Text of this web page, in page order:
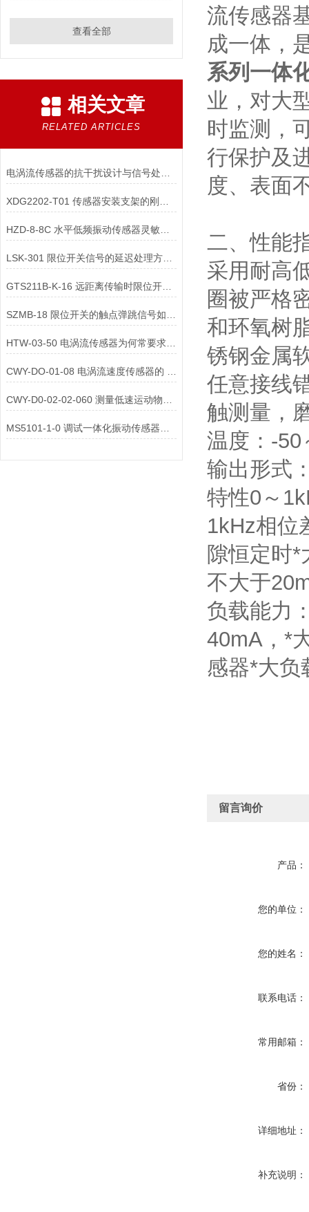
查看全部
相关文章
RELATED ARTICLES
LSK-301 限位开关信号的延迟处理方法是什么？
GTS211B-K-16 远距离传输时限位开关信号的衰减补偿方法是什么？
HTW-03-50 电涡流传感器为何常要求被测物体表面有 “特征结构”？
流传感器
成一体，
系列一体
业，对大
时监测，
行保护及
度、表面
二、性能
采用耐高
圈被严格
和环氧树
锈钢金属
任意接线
触测量，
温度：-
输出形式
特性0～
1kHz相位
隙恒定时*
不大于
负载能力
40mA，*
感器*大负
留言询价
产品：
您的单位：
您的姓名：
联系电话：
常用邮箱：
省份：
详细地址：
补充说明：